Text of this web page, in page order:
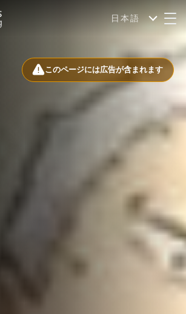
日本語
このページには広告が含まれます